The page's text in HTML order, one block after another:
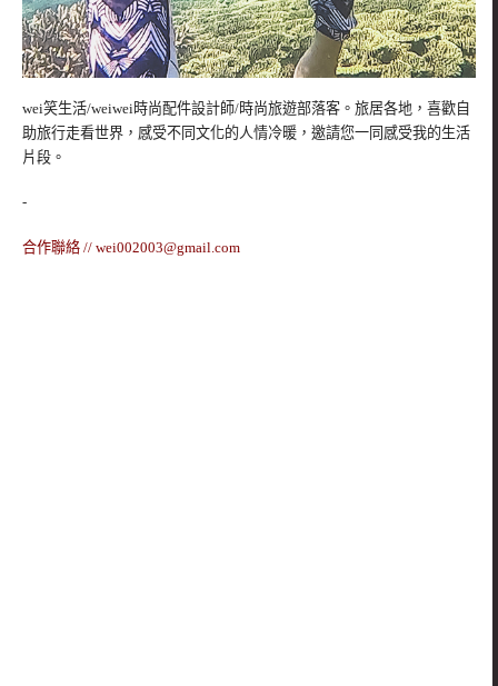
wei笑生活/weiwei時尚配件設計師/時尚旅遊部落客。旅居各地，喜歡自
助旅行走看世界，感受不同文化的人情冷暖，邀請您一同感受我的生活
片段。
-
合作聯絡 // wei002003@gmail.com